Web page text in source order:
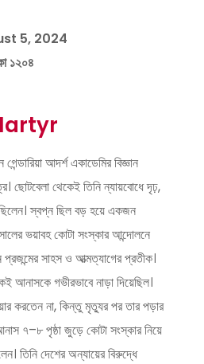
5, 2024
১২০৪
আদর্শ একাডেমির বিজ্ঞান
ছোটবেলা থেকেই তিনি ন্যায়বোধে দৃঢ়,
স্বপ্ন ছিল বড় হয়ে একজন
ভয়াবহ কোটা সংস্কার আন্দোলনে
প্রজন্মের সাহস ও আত্মত্যাগের প্রতীক।
আনাসকে গভীরভাবে নাড়া দিয়েছিল।
করতেন না, কিন্তু মৃত্যুর পর তার পড়ার
৭–৮ পৃষ্ঠা জুড়ে কোটা সংস্কার নিয়ে
তিনি দেশের অন্যায়ের বিরুদ্ধে